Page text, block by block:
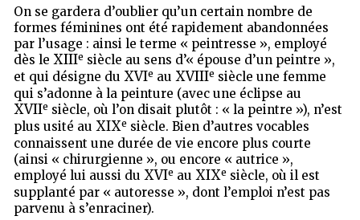
On se gardera d’oublier qu’un certain nombre de
formes féminines ont été rapidement abandonnées
par l’usage : ainsi le terme « peintresse », employé
dès leXIIIe siècle au sens d’« épouse d’un peintre »,
et qui désigne duXVIe auXVIIIe siècle une femme
qui s’adonne à la peinture (avec une éclipse au
XVIIe siècle, où l’on disait plutôt : « la peintre »), n’est
plus usité auXIXe siècle. Bien d’autres vocables
connaissent une durée de vie encore plus courte
(ainsi « chirurgienne », ou encore « autrice »,
employé lui aussi duXVIe auXIXe siècle, où il est
supplanté par « autoresse », dont l’emploi n’est pas
parvenu à s’enraciner).